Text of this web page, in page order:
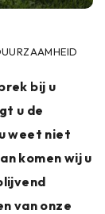
bij u
u de
weet niet
komen wij u
van onze